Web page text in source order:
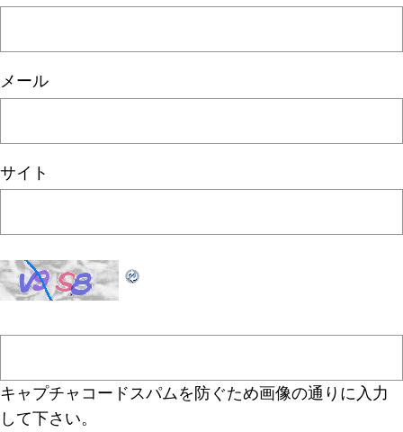
メール
サイト
キャプチャコードスパムを防ぐため画像の通りに入力
して下さい。